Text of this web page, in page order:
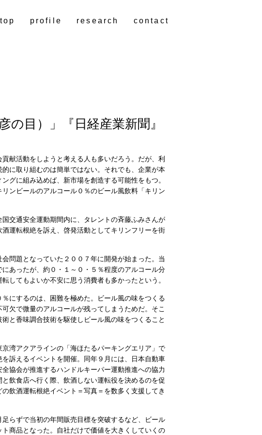
top profile research contact
目）」『日経産業新聞』
献活動をしようと考える人も多いだろう。だが、利
に取り組むのは簡単ではない。それでも、企業が本
グに組み込めば、新市場を創造する可能性をもつ。
ンビールのアルコール０％のビール風飲料「キリン
交通安全運動期間内に、タレントの斉藤ふみさんが
運転根絶を訴え、啓発活動としてキリンフリーを街
問題となっていた２００７年に開発が始まった。当
あったが、約０・１～０・５％程度のアルコール分
してもよいか不安に思う消費者も多かったという。
にするのは、困難を極めた。ビール風の味をつくる
欠で微量のアルコールが残ってしまうためだ。そこ
と香味調合技術を駆使しビール風の味をつくること
湾アクアラインの「海ほたるパーキングエリア」で
訴えるイベントを開催。同年９月には、日本自動車
協会が推進するハンドルキーパー運動推進への協力
飲食店へ行く際、飲酒しない運転役を決めるのを促
飲酒運転根絶イベント＝写真＝を数多く支援してき
らずで当初の年間販売目標を突破するなど、ビール
商品となった。自社だけで価値を大きくしていくの